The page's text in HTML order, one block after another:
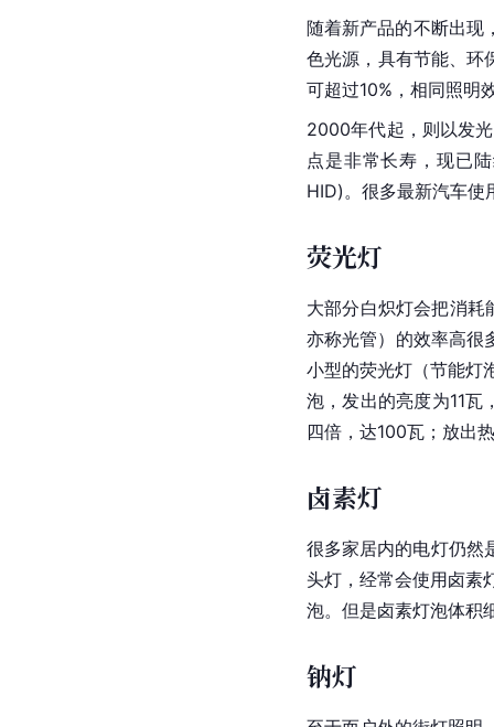
随着新产品的不断出现
色光源，具有节能、环
可超过10%，相同照明
2000年代起，则以发
点是非常长寿，现已
HID)。很多最新汽车
荧光灯
大部分白炽灯会把消
亦称光管）的效率高很
小型的荧光灯（节能灯
泡，发出的亮度为11瓦
四倍，达100瓦；放出
卤素灯
很多家居内的电灯仍然
头灯，经常会使用卤素
泡。但是卤素灯泡体积
钠灯